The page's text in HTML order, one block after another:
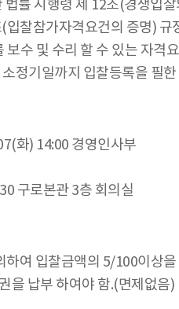
률 시행령 제 12조(경쟁입
찰참가자격요건의 증명) 규
수 및 수리 할 수 있는 자격
정기일까지 입찰등록을 필한
화) 14:00 경영인사부
구로본관 3층 회의실
여 입찰금액의 5/100이상
납부 하여야 함.(면제없음)